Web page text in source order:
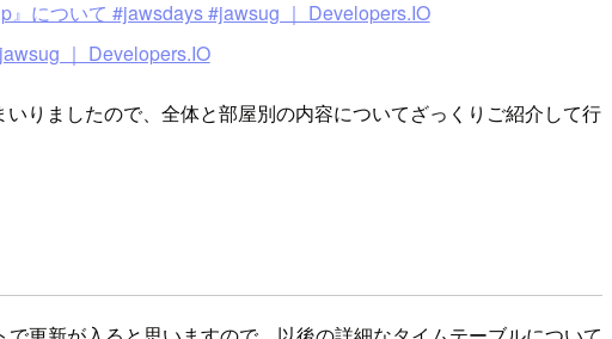
』について #jawsdays #jawsug ｜ Developers.IO
｜ Developers.IO
りましたので、全体と部屋別の内容についてざっくりご紹介して行